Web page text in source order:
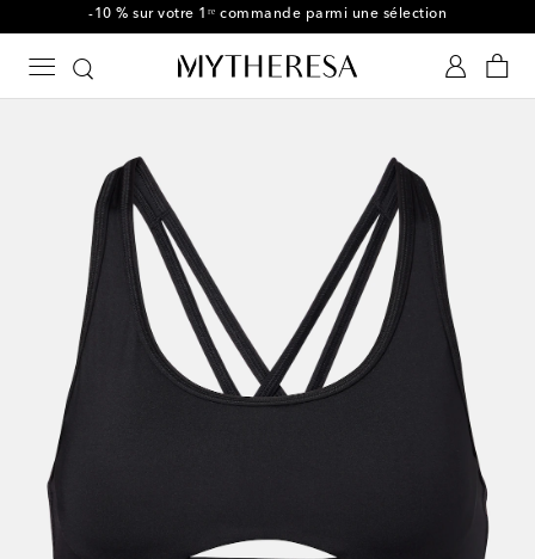
-10 % sur votre 1ʳᵉ commande parmi une sélection